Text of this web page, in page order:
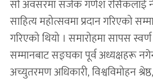
सो अवसरमा सर्जक गणेश रसिकलाई
साहित्य महोत्सवमा प्रदान गरिएको
गरिएको थियो । समारोहमा सापस
सम्मानबाट सङ्घका पूर्व अध्यक्षहरू
अच्युतरमण अधिकारी, विश्वविमोहन